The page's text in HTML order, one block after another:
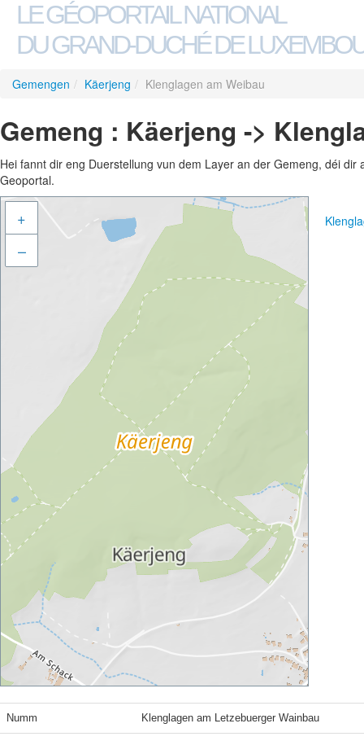
LE GÉOPORTAIL NATIONAL
DU GRAND-DUCHÉ DE
Gemengen / Käerjeng / Klenglagen am Weibau
Gemeng : Käerjeng ->
Hei fannt dir eng Duerstellung vun dem Layer an der Gemeng, déi
Geoportal.
+
–
Numm Klenglagen am Letzebuerger Wainbau